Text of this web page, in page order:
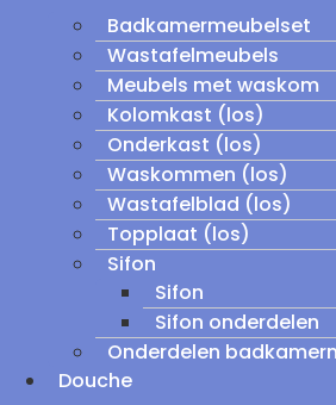
Badkamermeubelset
Wastafelmeubels
Meubels met waskom
Kolomkast (los)
Onderkast (los)
Waskommen (los)
Wastafelblad (los)
Topplaat (los)
Sifon
Sifon
Sifon onderdelen
Onderdelen
Douche